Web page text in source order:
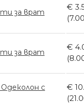
Четка за боядисване
Контейнери за
€
€
€